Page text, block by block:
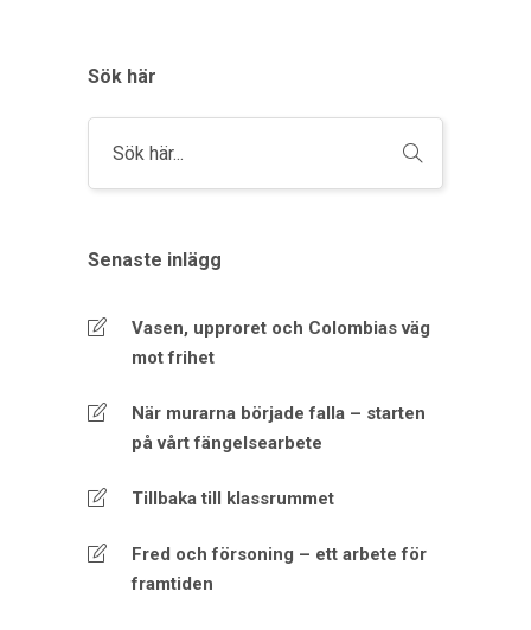
Sök här
Senaste inlägg
Vasen, upproret och Colombias väg
mot frihet
När murarna började falla – starten
på vårt fängelsearbete
Tillbaka till klassrummet
Fred och försoning – ett arbete för
framtiden